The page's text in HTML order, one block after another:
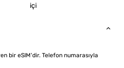
içi
bir eSIM'dir. Telefon numarasıyla